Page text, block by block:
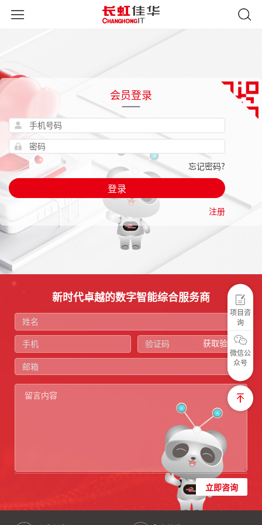
会员登录
忘记密码?
登录
注册
项目咨
询
微信公
众号
新时代卓越的数字智能综合服务商
获取验证码
立即咨询